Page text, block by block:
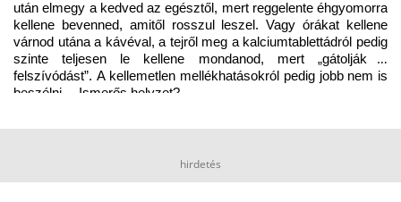
után elmegy a kedved az egésztől, mert reggelente éhgyomorra
kellene bevenned, amitől rosszul leszel. Vagy órákat kellene
várnod utána a kávéval, a tejről meg a kalciumtablettádról pedig
szinte teljesen le kellene mondanod, mert „gátolják a
felszívódást”. A kellemetlen mellékhatásokról pedig jobb nem is
beszélni… Ismerős helyzet?
hirdetés